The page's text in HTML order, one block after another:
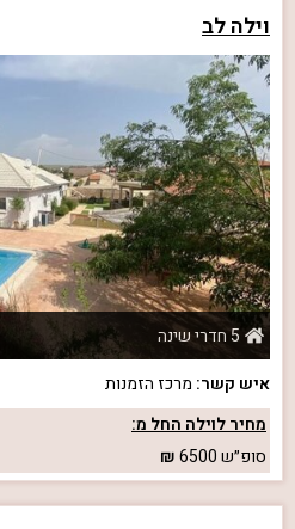
וילה לב
5 חדרי שינה
איש קשר: מרכז הזמנות
מחיר לוילה החל מ:
סופ״ש6500